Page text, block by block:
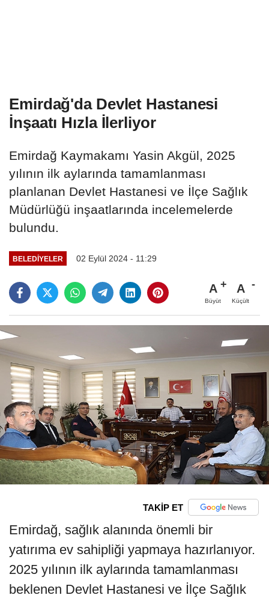
Emirdağ'da Devlet Hastanesi
İnşaatı Hızla İlerliyor
Emirdağ Kaymakamı Yasin Akgül, 2025
yılının ilk aylarında tamamlanması
planlanan Devlet Hastanesi ve İlçe Sağlık
Müdürlüğü inşaatlarında incelemelerde
bulundu.
BELEDIYELER 02 Eylül 2024 - 11:29
A
Büyüt
A
Küçült
TAKİP ET
Emirdağ, sağlık alanında önemli bir
yatırıma ev sahipliği yapmaya hazırlanıyor.
2025 yılının ilk aylarında tamamlanması
beklenen Devlet Hastanesi ve İlçe Sağlık